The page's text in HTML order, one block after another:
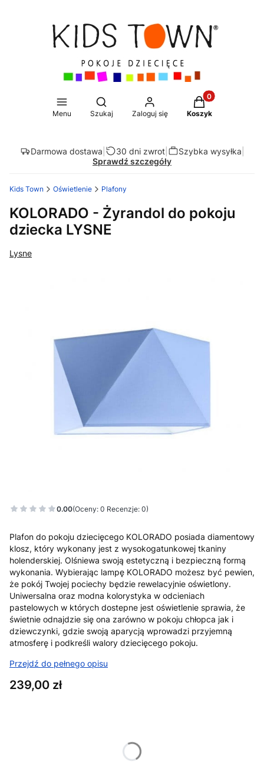
Menu
Otwórz wyszukiwarkę
Szukaj Zaloguj się
Produkty w
Koszyk
Darmowa dostawa 30 dni zwrot| Szybka wysyłka
Sprawdź szczegóły
Kids Town Oświetlenie Plafony
KOLORADO - Żyrandol do pokoju
dziecka LYSNE
Lysne
0.00(Oceny: 0 Recenzje: 0)
Plafon do pokoju dziecięcego KOLORADO posiada diamentowy
klosz, który wykonany jest z wysokogatunkowej tkaniny
holenderskiej. Olśniewa swoją estetyczną i bezpieczną formą
wykonania. Wybierając lampę KOLORADO możesz być pewien,
że pokój Twojej pociechy będzie rewelacyjnie oświetlony.
Uniwersalna oraz modna kolorystyka w odcieniach
pastelowych w których dostepne jest oświetlenie sprawia, że
świetnie odnajdzie się ona zarówno w pokoju chłopca jak i
dziewczynki, gdzie swoją aparycją wprowadzi przyjemną
atmosferę i podkreśli walory dziecięcego pokoju.
Przejdź do pełnego opisu
Cena
239,00 zł